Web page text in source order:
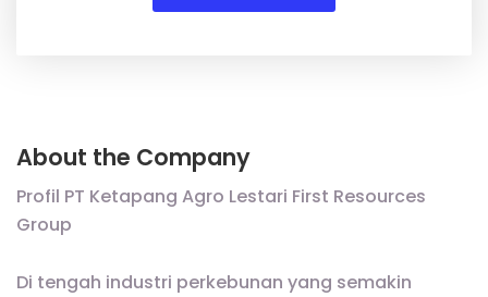
About the Company
Profil PT Ketapang Agro Lestari First Resources
Group
Di tengah industri perkebunan yang semakin